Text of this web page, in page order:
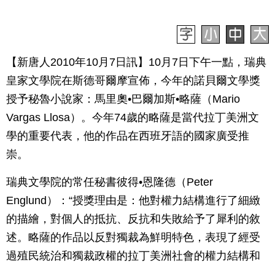
【新唐人2010年10月7日訊】10月7日下午一點，瑞典
皇家文學院在斯德哥爾摩宣佈，今年的諾貝爾文學獎
授予秘魯小說家：馬里奧•巴爾加斯•略薩（Mario
Vargas Llosa）。今年74歲的略薩是當代拉丁美洲文
學的重要代表，他的作品在西班牙語的國家廣受推
崇。
瑞典文學院的常任秘書彼得•恩隆德（Peter
Englund）：“授獎理由是：他對權力結構進行了細緻
的描繪，對個人的抵抗、反抗和失敗給予了犀利的敘
述。略薩的作品以反對獨裁為鮮明特色，表現了經受
過殖民統治和獨裁政權的拉丁美洲社會的權力結構和